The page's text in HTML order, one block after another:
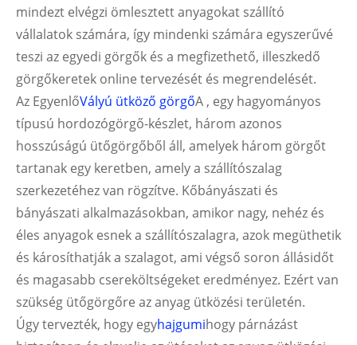
mindezt elvégzi ömlesztett anyagokat szállító
vállalatok számára, így mindenki számára egyszerűvé
teszi az egyedi görgők és a megfizethető, illeszkedő
görgőkeretek online tervezését és megrendelését.
Az EgyenlőVályú ütköző görgőA , egy hagyományos
típusú hordozógörgő-készlet, három azonos
hosszúságú ütőgörgőből áll, amelyek három görgőt
tartanak egy keretben, amely a szállítószalag
szerkezetéhez van rögzítve. Kőbányászati ​​és
bányászati ​​alkalmazásokban, amikor nagy, nehéz és
éles anyagok esnek a szállítószalagra, azok megüthetik
és károsíthatják a szalagot, ami végső soron állásidőt
és magasabb csereköltségeket eredményez. Ezért van
szükség ütőgörgőre az anyag ütközési területén.
Úgy tervezték, hogy egyhajgumihogy párnázást